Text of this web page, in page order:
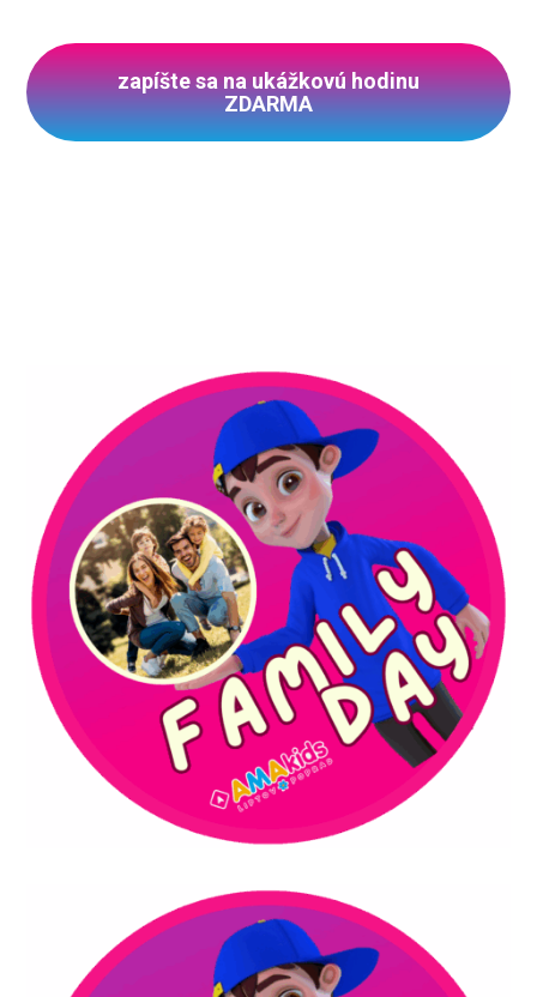
zapíšte sa na ukážkovú hodinu
ZDARMA